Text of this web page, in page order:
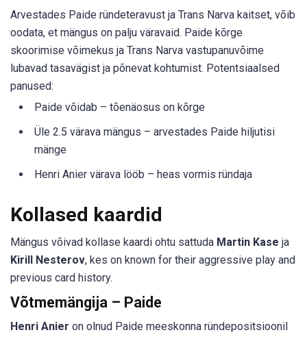
Arvestades Paide ründeteravust ja Trans Narva kaitset, võib
oodata, et mängus on palju väravaid. Paide kõrge
skoorimise võimekus ja Trans Narva vastupanuvõime
lubavad tasavägist ja põnevat kohtumist. Potentsiaalsed
panused:
Paide võidab – tõenäosus on kõrge
Üle 2.5 värava mängus – arvestades Paide hiljutisi
mänge
Henri Anier värava lööb – heas vormis ründaja
Kollased kaardid
Mängus võivad kollase kaardi ohtu sattuda Martin Kase ja
Kirill Nesterov, kes on known for their aggressive play and
previous card history.
Võtmemängija – Paide
Henri Anier on olnud Paide meeskonna ründepositsioonil